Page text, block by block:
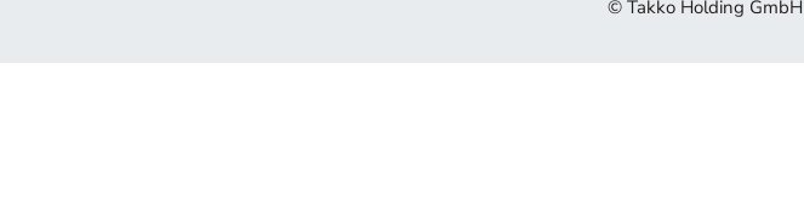
© Takko Holding GmbH